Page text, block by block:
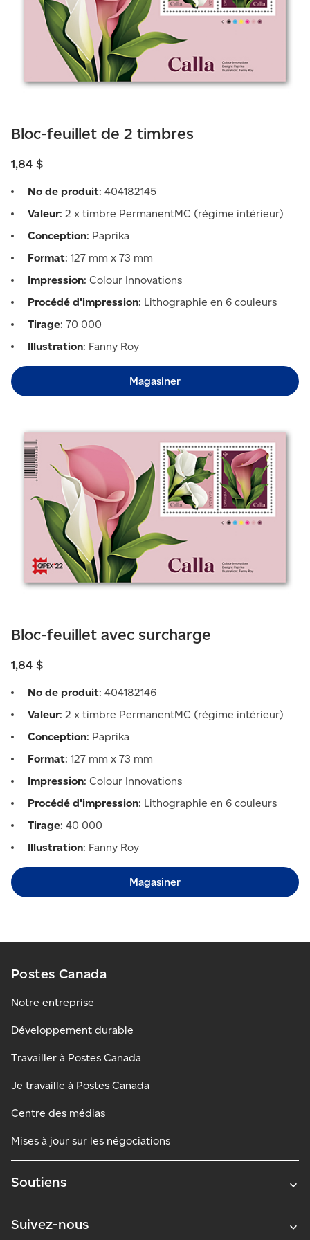
Bloc-feuillet de 2 timbres
1,84 $
No de produit: 404182145
Valeur: 2 x timbre PermanentMC (régime intérieur)
Conception: Paprika
Format: 127 mm x 73 mm
Impression: Colour Innovations
Procédé d'impression: Lithographie en 6 couleurs
Tirage: 70 000
Illustration: Fanny Roy
Magasiner
Bloc-feuillet avec surcharge
1,84 $
No de produit: 404182146
Valeur: 2 x timbre PermanentMC (régime intérieur)
Conception: Paprika
Format: 127 mm x 73 mm
Impression: Colour Innovations
Procédé d'impression: Lithographie en 6 couleurs
Tirage: 40 000
Illustration: Fanny Roy
Magasiner
Postes Canada
Notre entreprise
Développement durable
Travailler à Postes Canada
Je travaille à Postes Canada
Centre des médias
Mises à jour sur les négociations
Soutiens
Suivez-nous